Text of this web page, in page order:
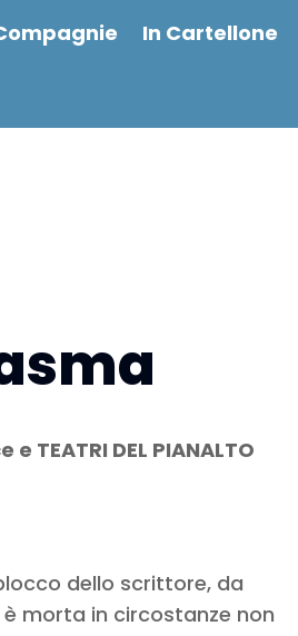
In Cartellone
DEL PIANALTO
dello scrittore, da
morta in circostanze non